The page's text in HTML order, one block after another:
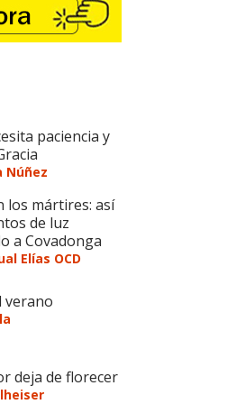
paciencia y
Núñez
los mártires: así
de luz
a Covadonga
Elías OCD
verano
deja de florecer